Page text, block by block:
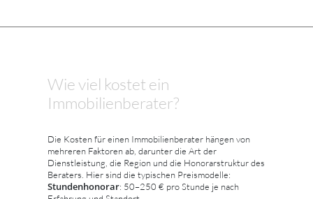
Wie viel kostet ein
Immobilienberater?
Die Kosten für einen Immobilienberater hängen von
mehreren Faktoren ab, darunter die Art der
Dienstleistung, die Region und die Honorarstruktur des
Beraters. Hier sind die typischen Preismodelle:
Stundenhonorar: 50–250 € pro Stunde je nach